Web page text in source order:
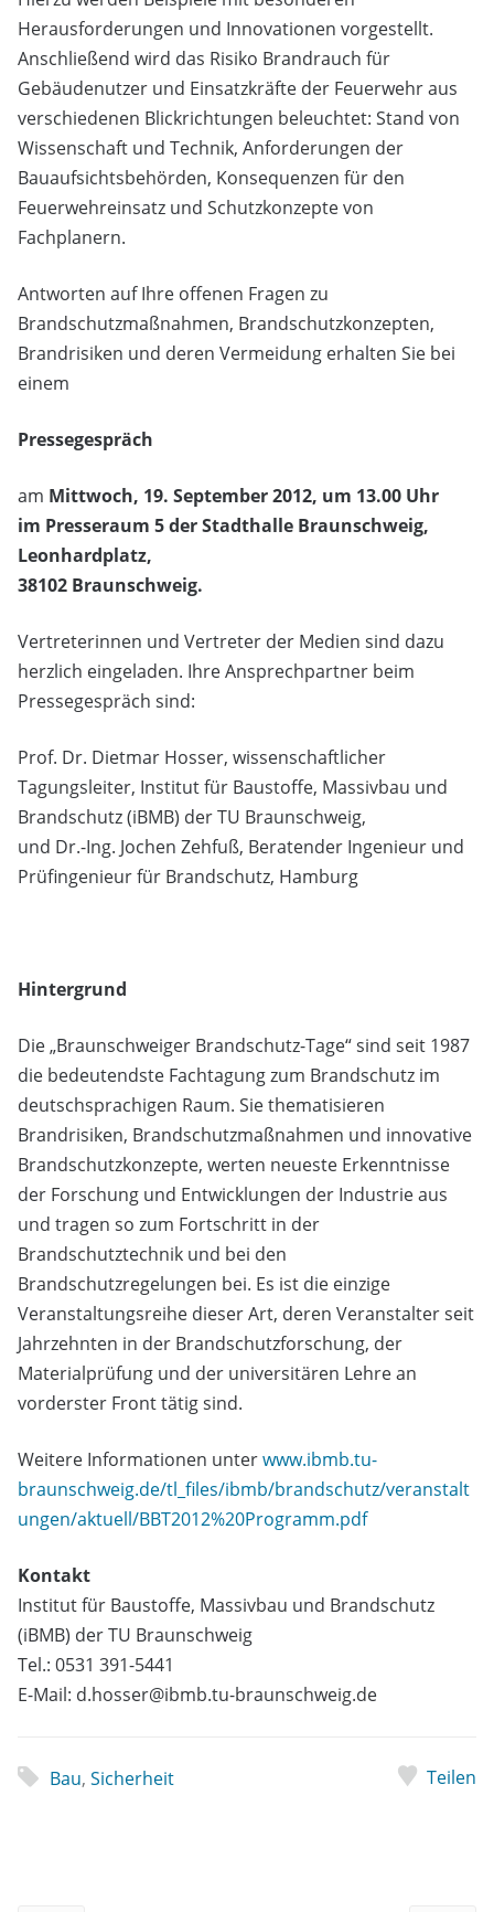
Herausforderungen und Innovationen vorgestellt.
Anschließend wird das Risiko Brandrauch für
Gebäudenutzer und Einsatzkräfte der Feuerwehr aus
verschiedenen Blickrichtungen beleuchtet: Stand von
Wissenschaft und Technik, Anforderungen der
Bauaufsichtsbehörden, Konsequenzen für den
Feuerwehreinsatz und Schutzkonzepte von
Fachplanern.
Antworten auf Ihre offenen Fragen zu
Brandschutzmaßnahmen, Brandschutzkonzepten,
Brandrisiken und deren Vermeidung erhalten Sie bei
einem
Pressegespräch
am Mittwoch, 19. September 2012, um 13.00 Uhr
im Presseraum 5 der Stadthalle Braunschweig,
Leonhardplatz,
38102 Braunschweig.
Vertreterinnen und Vertreter der Medien sind dazu
herzlich eingeladen. Ihre Ansprechpartner beim
Pressegespräch sind:
Prof. Dr. Dietmar Hosser, wissenschaftlicher
Tagungsleiter, Institut für Baustoffe, Massivbau und
Brandschutz (iBMB) der TU Braunschweig,
und Dr.-Ing. Jochen Zehfuß, Beratender Ingenieur und
Prüfingenieur für Brandschutz, Hamburg
Hintergrund
Die „Braunschweiger Brandschutz-Tage“ sind seit 1987
die bedeutendste Fachtagung zum Brandschutz im
deutschsprachigen Raum. Sie thematisieren
Brandrisiken, Brandschutzmaßnahmen und innovative
Brandschutzkonzepte, werten neueste Erkenntnisse
der Forschung und Entwicklungen der Industrie aus
und tragen so zum Fortschritt in der
Brandschutztechnik und bei den
Brandschutzregelungen bei. Es ist die einzige
Veranstaltungsreihe dieser Art, deren Veranstalter seit
Jahrzehnten in der Brandschutzforschung, der
Materialprüfung und der universitären Lehre an
vorderster Front tätig sind.
Weitere Informationen unterwww.ibmb.tu-
braunschweig.de/tl_files/ibmb/brandschutz/veranstalt
ungen/aktuell/BBT2012%20Programm.pdf
Kontakt
Institut für Baustoffe, Massivbau und Brandschutz
(iBMB) der TU Braunschweig
Tel.: 0531 391-5441
E-Mail: d.hosser@ibmb.tu-braunschweig.de
Bau, Sicherheit Teilen